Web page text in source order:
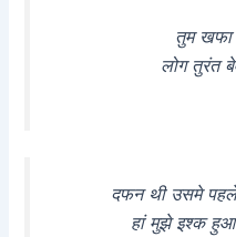
तुम खफा
लोग तुरंत
दफन थी उसमे पहले
हां मुझे इश्क